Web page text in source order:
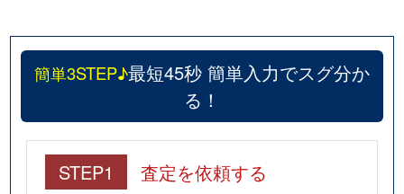
簡単3STEP♪最短45秒 簡単入力でスグ分か
る！
STEP1 査定を依頼する